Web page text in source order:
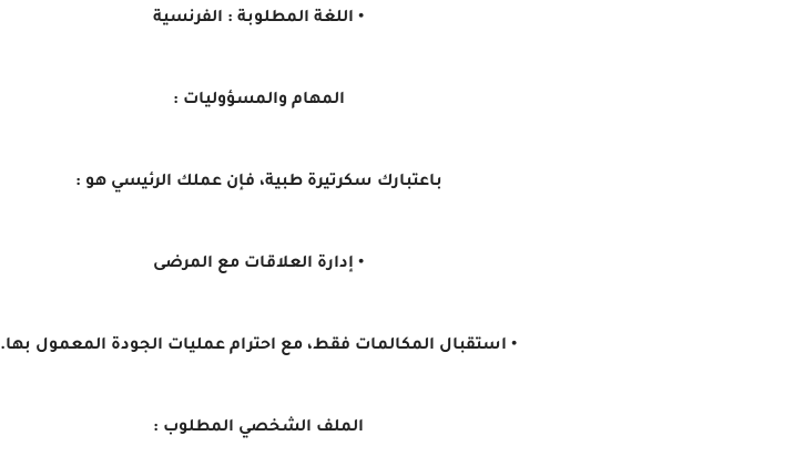
• اللغة المطلوبة : الفرنسية
المهام والمسؤوليات :
باعتبارك سكرتيرة طبية، فإن عملك الرئيسي هو :
• إدارة العلاقات مع المرضى
• استقبال المكالمات فقط، مع احترام عمليات الجودة المعمول بها.
الملف الشخصي المطلوب :